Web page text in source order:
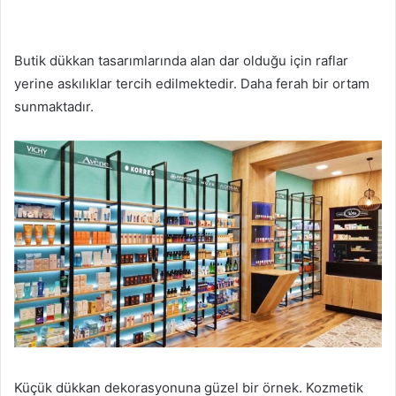
Butik dükkan tasarımlarında alan dar olduğu için raflar
yerine askılıklar tercih edilmektedir. Daha ferah bir ortam
sunmaktadır.
Küçük dükkan dekorasyonuna güzel bir örnek. Kozmetik